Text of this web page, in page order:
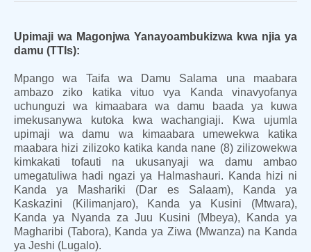
Upimaji wa Magonjwa Yanayoambukizwa kwa njia ya
damu (TTIs):
Mpango wa Taifa wa Damu Salama una maabara
ambazo ziko katika vituo vya Kanda vinavyofanya
uchunguzi wa kimaabara wa damu baada ya kuwa
imekusanywa kutoka kwa wachangiaji. Kwa ujumla
upimaji wa damu wa kimaabara umewekwa katika
maabara hizi zilizoko katika kanda nane (8) zilizowekwa
kimkakati tofauti na ukusanyaji wa damu ambao
umegatuliwa hadi ngazi ya Halmashauri. Kanda hizi ni
Kanda ya Mashariki (Dar es Salaam), Kanda ya
Kaskazini (Kilimanjaro), Kanda ya Kusini (Mtwara),
Kanda ya Nyanda za Juu Kusini (Mbeya), Kanda ya
Magharibi (Tabora), Kanda ya Ziwa (Mwanza) na Kanda
ya Jeshi (Lugalo).